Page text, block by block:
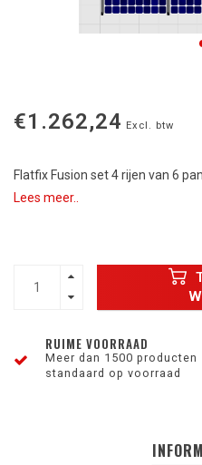
€1.262,24 Excl. btw
Flatfix Fusion set 4 rijen van 6
Lees meer..
RUIME VOORRAAD
Meer dan 1500 producten
standaard op voorraad